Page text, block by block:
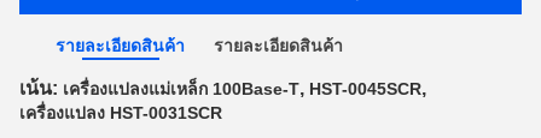
รายละเอียดสินค้า รายละเอียดสินค้า
เน้น: เครื่องแปลงแม่เหล็ก 100Base-T, HST-0045SCR,
เครื่องแปลง HST-0031SCR